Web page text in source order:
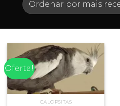
Oferta!
CALOPSITAS